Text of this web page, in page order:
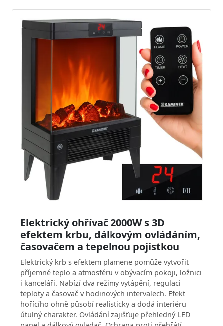
Elektrický ohřívač 2000W s 3D
efektem krbu, dálkovým ovládáním,
časovačem a tepelnou pojistkou
Elektrický krb s efektem plamene pomůže vytvořit
příjemné teplo a atmosféru v obývacím pokoji, ložnici
i kanceláři. Nabízí dva režimy vytápění, regulaci
teploty a časovač v hodinových intervalech. Efekt
hořícího ohně působí realisticky a dodá interiéru
útulný charakter. Ovládání zajišťuje přehledný LED